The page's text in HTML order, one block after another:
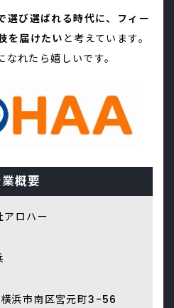
選び選ばれる時代に、フィー
を届けたい と考えています。
れたら嬉しいです。
概要
ロハー
浜市南区宮元町3-56